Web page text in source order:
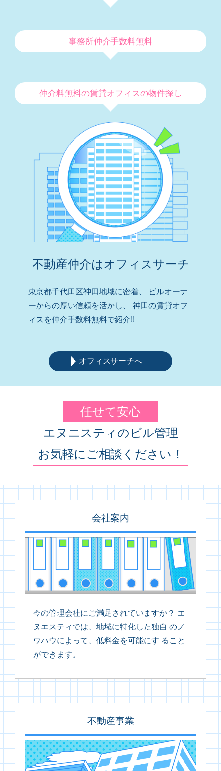
事務所仲介手数料無料
仲介料無料の賃貸オフィスの物件探し
不動産仲介はオフィスサーチ
東京都千代田区神田地域に密着、
ビルオーナ
ーからの厚い信頼を活かし、
神田の賃貸オフ
ィスを仲介手数料無料で紹介!!
オフィスサーチへ
任せて安心
エヌエスティのビル管理
お気軽にご相談ください！
会社案内
今の管理会社にご満足されていますか？ エ
ヌエスティでは、地域に特化した独自 のノ
ウハウによって、低料金を可能にす ること
ができます。
不動産事業